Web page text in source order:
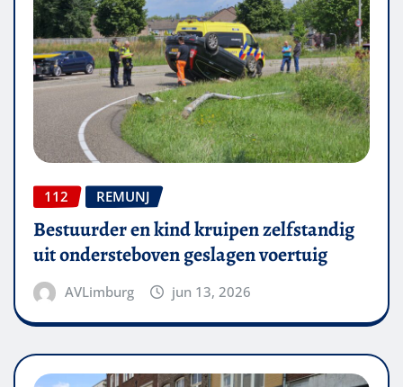
112 REMUNJ
Bestuurder en kind kruipen zelfstandig
uit ondersteboven geslagen voertuig
AVLimburg jun 13, 2026